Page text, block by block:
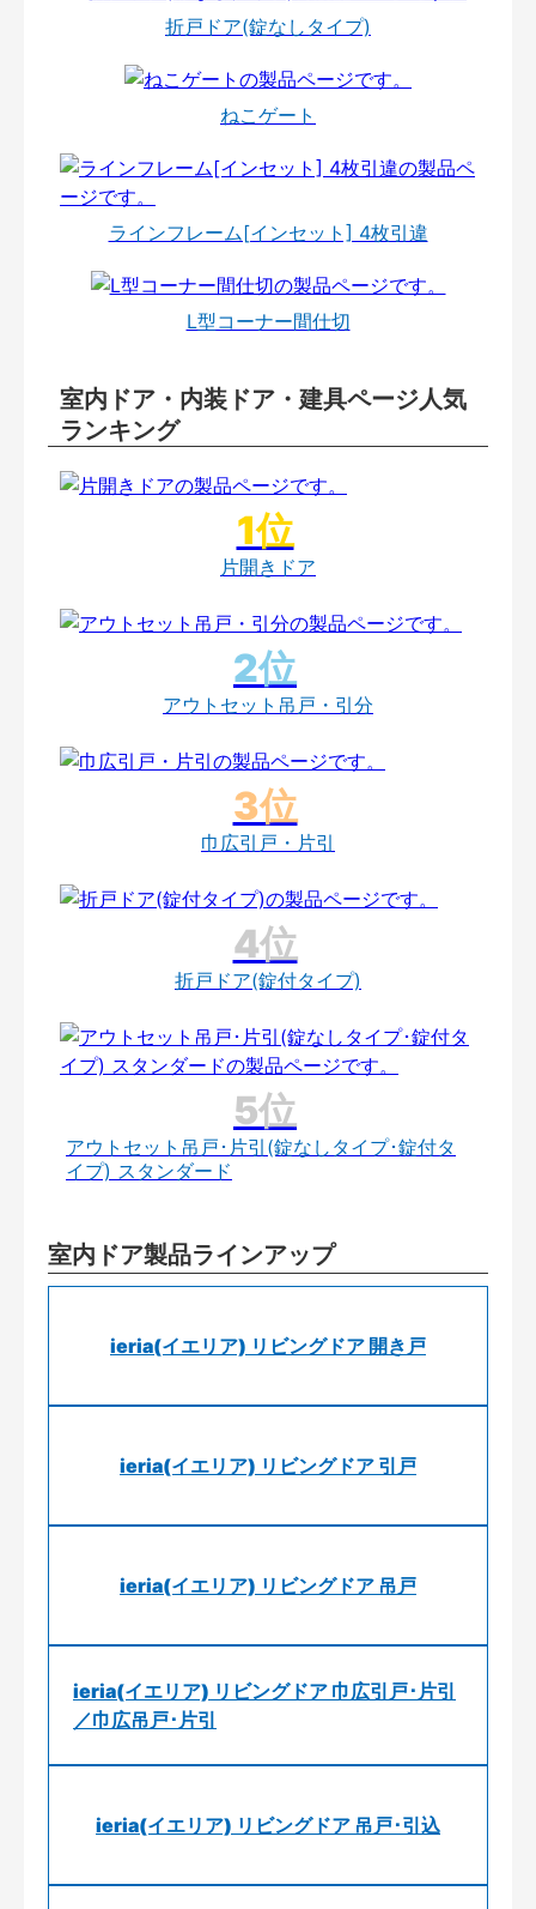
折戸ドア(錠なしタイプ)
ねこゲート
ラインフレーム[インセット] 4枚引違
L型コーナー間仕切
室内ドア・内装ドア・建具ページ人気
ランキング
片開きドア
アウトセット吊戸・引分
巾広引戸・片引
折戸ドア(錠付タイプ)
アウトセット吊戸･片引(錠なしタイプ･錠付タ
イプ) スタンダード
室内ドア製品ラインアップ
ieria(イエリア) リビングドア 開き戸
ieria(イエリア) リビングドア 引戸
ieria(イエリア) リビングドア 吊戸
ieria(イエリア) リビングドア 巾広引戸･片引
／巾広吊戸･片引
ieria(イエリア) リビングドア 吊戸･引込